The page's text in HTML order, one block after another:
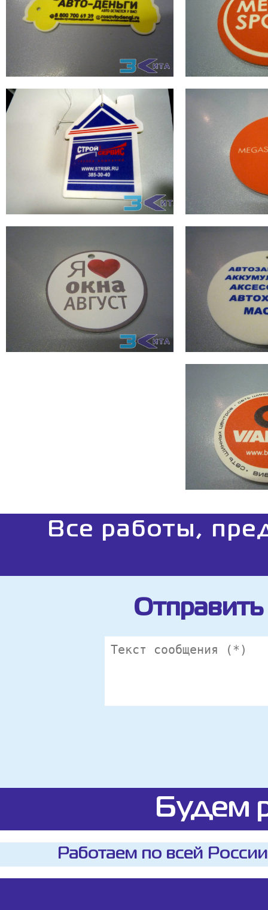
Все работы,
Отправить
Будем
Работаем по всей